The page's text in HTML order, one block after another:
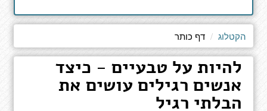
הקטלוג דף כותר
להיות על טבעיים - כיצד
אנשים רגילים עושים את
הבלתי רגיל